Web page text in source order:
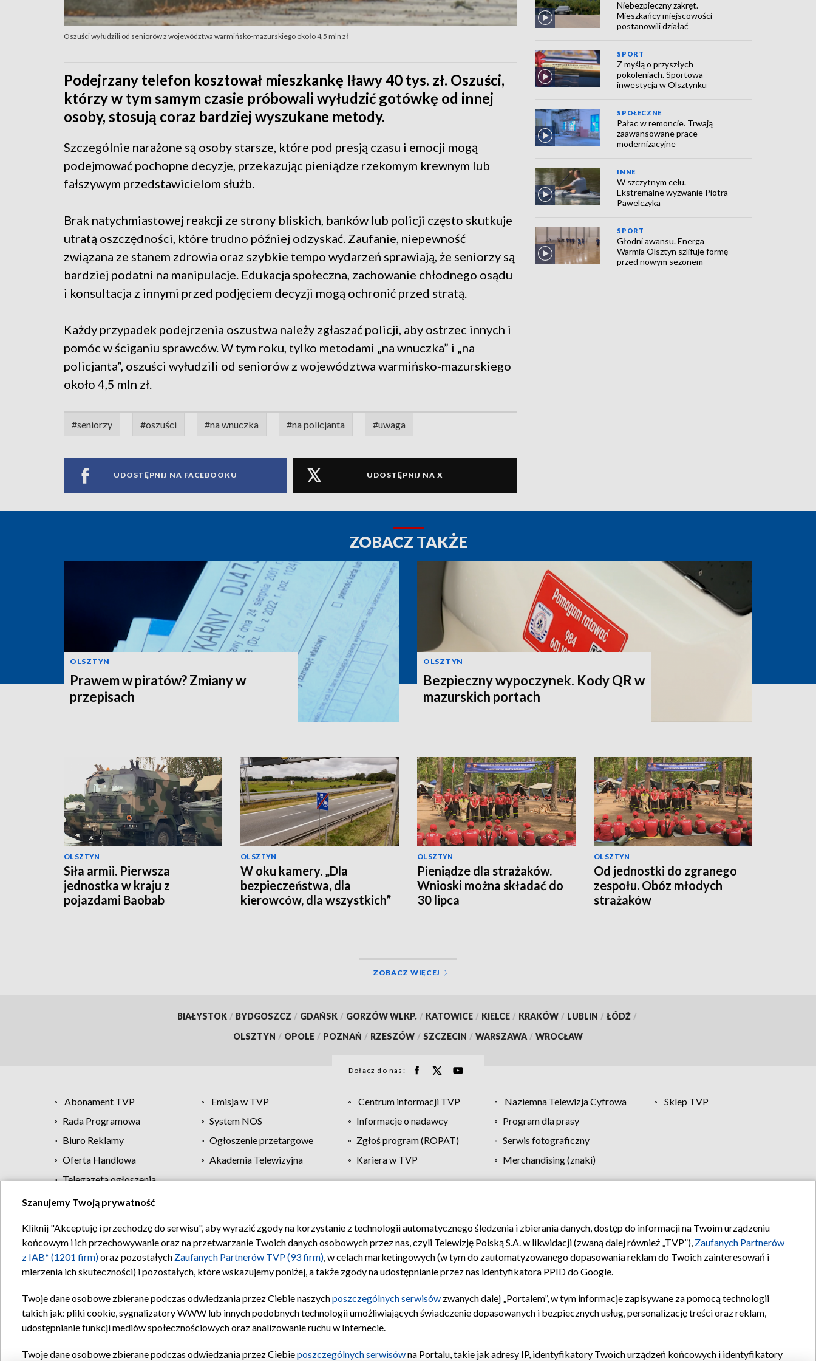
Oszuści wyłudzili od seniorów z województwa warmińsko-mazurskiego około 4,5 mln zł
Podejrzany telefon kosztował mieszkankę Iławy 40 tys. zł. Oszuści,
którzy w tym samym czasie próbowali wyłudzić gotówkę od innej
osoby, stosują coraz bardziej wyszukane metody.
Szczególnie narażone są osoby starsze, które pod presją czasu i emocji mogą
podejmować pochopne decyzje, przekazując pieniądze rzekomym krewnym lub
fałszywym przedstawicielom służb.
Brak natychmiastowej reakcji ze strony bliskich, banków lub policji często skutkuje
utratą oszczędności, które trudno później odzyskać. Zaufanie, niepewność
związana ze stanem zdrowia oraz szybkie tempo wydarzeń sprawiają, że seniorzy są
bardziej podatni na manipulacje. Edukacja społeczna, zachowanie chłodnego osądu
i konsultacja z innymi przed podjęciem decyzji mogą ochronić przed stratą.
Każdy przypadek podejrzenia oszustwa należy zgłaszać policji, aby ostrzec innych i
pomóc w ściganiu sprawców. W tym roku, tylko metodami „na wnuczka” i „na
policjanta”, oszuści wyłudzili od seniorów z województwa warmińsko-mazurskiego
około 4,5 mln zł.
#seniorzy #oszuści #na wnuczka #na policjanta #uwaga
UDOSTĘPNIJ NA FACEBOOKU UDOSTĘPNIJ NA X
Niebezpieczny zakręt.
Mieszkańcy miejscowości
postanowili działać
SPORT
Z myślą o przyszłych
pokoleniach. Sportowa
inwestycja w Olsztynku
SPOŁECZNE
Pałac w remoncie. Trwają
zaawansowane prace
modernizacyjne
INNE
W szczytnym celu.
Ekstremalne wyzwanie Piotra
Pawelczyka
SPORT
Głodni awansu. Energa
Warmia Olsztyn szlifuje formę
przed nowym sezonem
ZOBACZ TAKŻE
OLSZTYN
Prawem w piratów? Zmiany w
przepisach
OLSZTYN
Bezpieczny wypoczynek. Kody QR w
mazurskich portach
OLSZTYN
Siła armii. Pierwsza
jednostka w kraju z
pojazdami Baobab
OLSZTYN
W oku kamery. „Dla
bezpieczeństwa, dla
kierowców, dla wszystkich”
OLSZTYN
Pieniądze dla strażaków.
Wnioski można składać do
30 lipca
OLSZTYN
Od jednostki do zgranego
zespołu. Obóz młodych
strażaków
ZOBACZ WIĘCEJ
BIAŁYSTOK / BYDGOSZCZ / GDAŃSK / GORZÓW WLKP. / KATOWICE / KIELCE / KRAKÓW / LUBLIN / ŁÓDŹ /
OLSZTYN / OPOLE / POZNAŃ / RZESZÓW / SZCZECIN / WARSZAWA / WROCŁAW
Dołącz do nas:
Abonament TVP Emisja w TVP Centrum informacji TVP Naziemna Telewizja Cyfrowa
Sklep TVP
Rada Programowa
System NOS Informacje o nadawcy
Program dla prasy
Biuro Reklamy
Ogłoszenie przetargowe Zgłoś program (ROPAT)
Serwis fotograficzny
Oferta Handlowa
Akademia Telewizyjna Kariera w TVP
Merchandising (znaki)
Telegazeta ogłoszenia
Regulamin TVP Polityka prywatności Moje zgody Pomoc Biuro reklamy Kontakt
Szanujemy Twoją prywatność
Kliknij "Akceptuję i przechodzę do serwisu", aby wyrazić zgody na korzystanie z technologii automatycznego śledzenia i zbierania danych, dostęp do informacji na Twoim urządzeniu
końcowym i ich przechowywanie oraz na przetwarzanie Twoich danych osobowych przez nas, czyli Telewizję Polską S.A. w likwidacji (zwaną dalej również „TVP”), Zaufanych Partnerów
z IAB* (1201 firm)oraz pozostałych Zaufanych Partnerów TVP (93 firm), w celach marketingowych (w tym do zautomatyzowanego dopasowania reklam do Twoich zainteresowań i
mierzenia ich skuteczności) i pozostałych, które wskazujemy poniżej, a także zgody na udostępnianie przez nas identyfikatora PPID do Google.
Twoje dane osobowe zbierane podczas odwiedzania przez Ciebie naszychposzczególnych serwisów zwanych dalej „Portalem”, w tym informacje zapisywane za pomocą technologii
takich jak: pliki cookie, sygnalizatory WWW lub innych podobnych technologii umożliwiających świadczenie dopasowanych i bezpiecznych usług, personalizację treści oraz reklam,
udostępnianie funkcji mediów społecznościowych oraz analizowanie ruchu w Internecie.
Twoje dane osobowe zbierane podczas odwiedzania przez Ciebieposzczególnych serwisówna Portalu, takie jak adresy IP, identyfikatory Twoich urządzeń końcowych i identyfikatory